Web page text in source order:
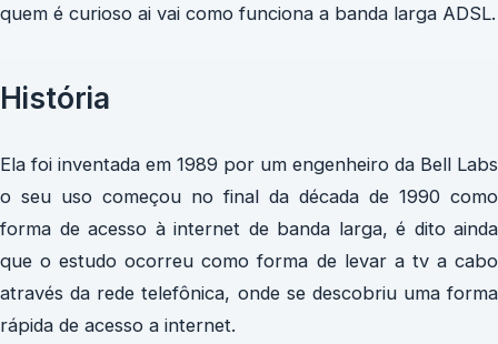
quem é curioso ai vai como funciona a banda larga ADSL.
História
Ela foi inventada em 1989 por um engenheiro da Bell Labs
o seu uso começou no final da década de 1990 como
forma de acesso à internet de banda larga, é dito ainda
que o estudo ocorreu como forma de levar a tv a cabo
através da rede telefônica, onde se descobriu uma forma
rápida de acesso a internet.